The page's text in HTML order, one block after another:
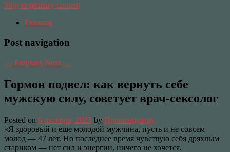
Skip to primary content
Главная
Post navigation
← Previous Next →
Гормон подвел: как вернуть себе
мужскую силу, советует врач-сексолог
Posted on 6 октября, 2023 by Провинция.ру
«Я здоровый и еще молодой мужчина, пусть и не совсем
молод — 47 лет. Но последнее время чувствую себя дряхлым
стариком — нет сил и энергии, ничего не хочется.